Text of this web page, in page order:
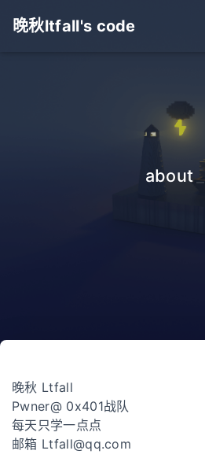
晚秋ltfall's code
about_
晚秋 Ltfall
Pwner@ 0x401战队
每天只学一点点
邮箱 Ltfall@qq.com